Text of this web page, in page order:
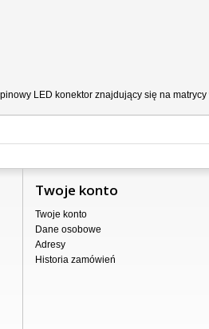
LED konektor znajdujący się na
Twoje konto
Twoje konto
Dane osobowe
Adresy
Historia zamówień